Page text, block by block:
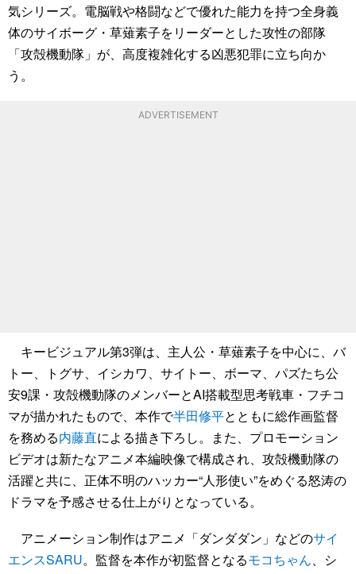
気シリーズ。電脳戦や格闘などで優れた能力を持つ全身義
体のサイボーグ・草薙素子をリーダーとした攻性の部隊
「攻殻機動隊」が、高度複雑化する凶悪犯罪に立ち向か
う。
ADVERTISEMENT
キービジュアル第3弾は、主人公・草薙素子を中心に、バ
トー、トグサ、イシカワ、サイトー、ボーマ、パズたち公
安9課・攻殻機動隊のメンバーとAI搭載型思考戦車・フチコ
マが描かれたもので、本作で半田修平とともに総作画監督
を務める内藤直による描き下ろし。また、プロモーション
ビデオは新たなアニメ本編映像で構成され、攻殻機動隊の
活躍と共に、正体不明のハッカー“人形使い”をめぐる怒涛の
ドラマを予感させる仕上がりとなっている。
アニメーション制作はアニメ「ダンダダン」などのサイ
エンスSARU。監督を本作が初監督となるモコちゃん、シ